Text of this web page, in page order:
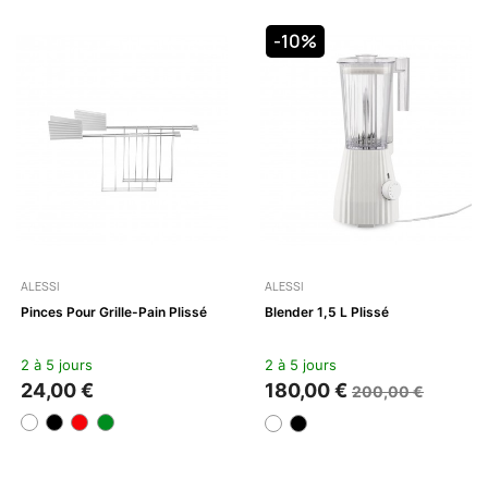
ALESSI
Pinces Pour Grille-Pain Plissé
2 à 5 jours
24,00 €
ALESSI
Blender 1,5 L Plissé
2 à 5 jours
180,00 € 200,00 €
-10%